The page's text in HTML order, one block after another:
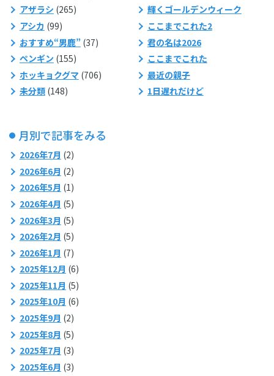
アザラシ (265)
アシカ (99)
おすすめ“男鹿”(37)
ペンギン (155)
ホッキョクグマ (706)
未分類(148)
輝くゴールデンウィーク
ここまでこれた2
君の名は2026
ここまでこれた
最近の親子
1日遅れだけど
月別で記事をみる
2026年7月 (2)
2026年6月 (2)
2026年5月 (1)
2026年4月 (5)
2026年3月 (5)
2026年2月 (5)
2026年1月 (7)
2025年12月 (6)
2025年11月 (5)
2025年10月 (6)
2025年9月 (2)
2025年8月 (5)
2025年7月 (3)
2025年6月 (3)